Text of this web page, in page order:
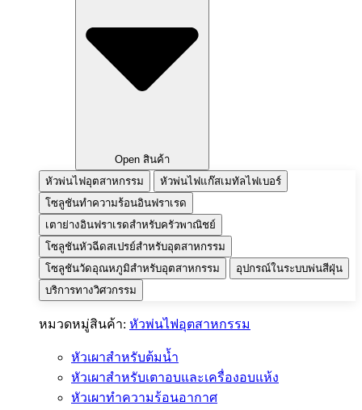
Open สินค้า
หัวพ่นไฟอุตสาหกรรม
หัวพ่นไฟแก๊สเมทัลไฟเบอร์
โซลูชันทำความร้อนอินฟราเรด
เตาย่างอินฟราเรดสำหรับครัวพาณิชย์
โซลูชันหัวฉีดสเปรย์สำหรับอุตสาหกรรม
โซลูชันวัดอุณหภูมิสำหรับอุตสาหกรรม
อุปกรณ์ในระบบพ่นสีฝุ่น
บริการทางวิศวกรรม
หมวดหมู่สินค้า: หัวพ่นไฟอุตสาหกรรม
หัวเผาสำหรับต้มน้ำ
หัวเผาสำหรับเตาอบและเครื่องอบแห้ง
หัวเผาทำความร้อนอากาศ